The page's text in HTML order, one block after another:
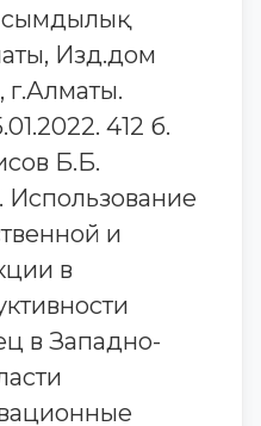
Изд.дом
412 б.
Б.Б.
Использование
и
в
в Западно-